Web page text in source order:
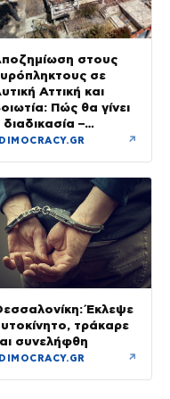
στους
σε
Αττική και
Πώς θα γίνει
διαδικασία –
τη Δευτέρα
DIMOCRACY.GR ↗
Έκλεψε
τράκαρε
συνελήφθη
DIMOCRACY.GR ↗